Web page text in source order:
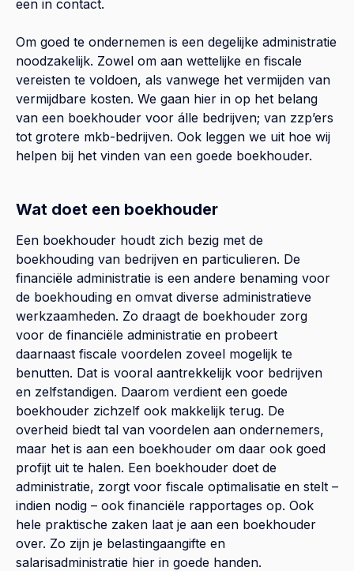
een in contact.
Om goed te ondernemen is een degelijke administratie
noodzakelijk. Zowel om aan wettelijke en fiscale
vereisten te voldoen, als vanwege het vermijden van
vermijdbare kosten. We gaan hier in op het belang
van een boekhouder voor álle bedrijven; van zzp’ers
tot grotere mkb-bedrijven. Ook leggen we uit hoe wij
helpen bij het vinden van een goede boekhouder.
Wat doet een boekhouder
Een boekhouder houdt zich bezig met de
boekhouding van bedrijven en particulieren. De
financiële administratie is een andere benaming voor
de boekhouding en omvat diverse administratieve
werkzaamheden. Zo draagt de boekhouder zorg
voor de financiële administratie en probeert
daarnaast fiscale voordelen zoveel mogelijk te
benutten. Dat is vooral aantrekkelijk voor bedrijven
en zelfstandigen. Daarom verdient een goede
boekhouder zichzelf ook makkelijk terug. De
overheid biedt tal van voordelen aan ondernemers,
maar het is aan een boekhouder om daar ook goed
profijt uit te halen. Een boekhouder doet de
administratie, zorgt voor fiscale optimalisatie en stelt –
indien nodig – ook financiële rapportages op. Ook
hele praktische zaken laat je aan een boekhouder
over. Zo zijn je belastingaangifte en
salarisadministratie hier in goede handen.